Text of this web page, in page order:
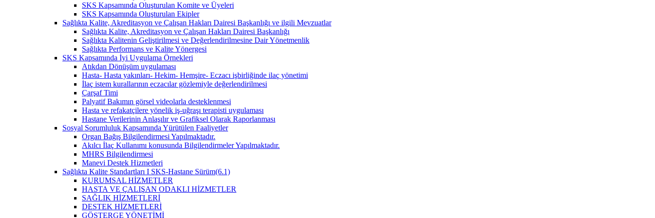
SKS Kapsamında Oluşturulan Komite ve Üyeleri
SKS Kapsamında Oluşturulan Ekipler
Sağlıkta Kalite, Akreditasyon ve Çalışan Hakları Dairesi Başkanlığı ve ilgili Mevzuatlar
Sağlıkta Kalite, Akreditasyon ve Çalışan Hakları Dairesi Başkanlığı
Sağlıkta Kalitenin Geliştirilmesi ve Değerlendirilmesine Dair Yönetmenlik
Sağlıkta Performans ve Kalite Yönergesi
SKS Kapsamında İyi Uygulama Örnekleri
Atıkdan Dönüşüm uygulaması
Hasta- Hasta yakınları- Hekim- Hemşire- Eczacı işbirliğinde ilaç yönetimi
İlaç istem kurallarının eczacılar gözlemiyle değerlendirilmesi
Çarşaf Timi
Palyatif Bakımın görsel videolarla desteklenmesi
Hasta ve refakatçilere yönelik iş-uğraşı terapisti uygulaması
Hastane Verilerinin Anlaşılır ve Grafiksel Olarak Raporlanması
Sosyal Sorumluluk Kapsamında Yürütülen Faaliyetler
Organ Bağış Bilgilendirmesi Yapılmaktadır.
Akılcı İlaç Kullanımı konusunda Bilgilendirmeler Yapılmaktadır.
MHRS Bilgilendirmesi
Manevi Destek Hizmetleri
Sağlıkta Kalite Standartları I SKS-Hastane Sürüm(6.1)
KURUMSAL HİZMETLER
HASTA VE ÇALIŞAN ODAKLI HİZMETLER
SAĞLIK HİZMETLERİ
DESTEK HİZMETLERİ
GÖSTERGE YÖNETİMİ